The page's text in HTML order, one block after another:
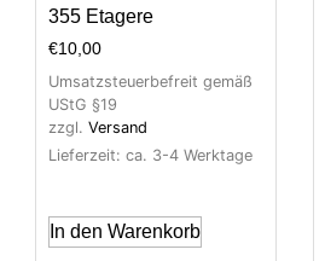
355 Etagere
€10,00
Umsatzsteuerbefreit gemäß
UStG §19
zzgl. Versand
Lieferzeit: ca. 3-4 Werktage
In den Warenkorb